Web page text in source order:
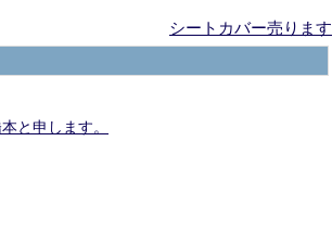
シートカバー売ります
と申します。